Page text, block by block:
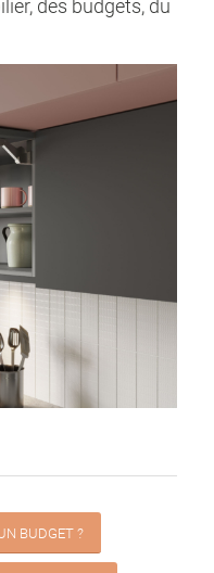
des budgets, du
BUDGET ?